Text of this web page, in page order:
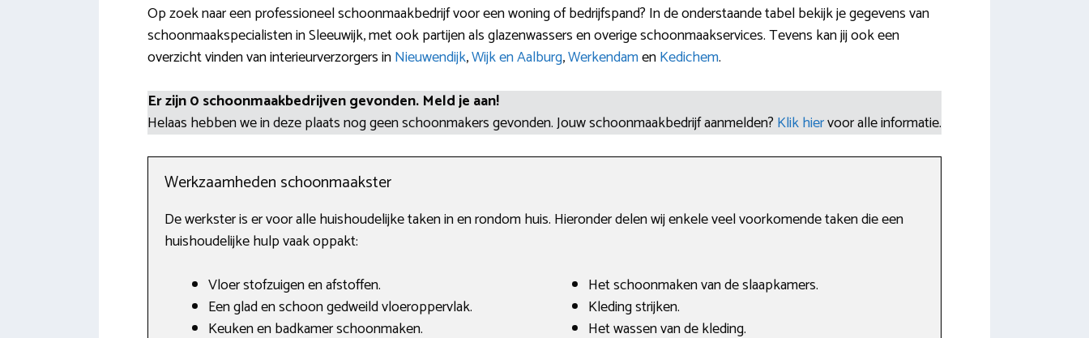
Op zoek naar een professioneel schoonmaakbedrijf voor een woning of bedrijfspand? In de onderstaande tabel bekijk je gegevens van
schoonmaakspecialisten in Sleeuwijk, met ook partijen als glazenwassers en overige schoonmaakservices. Tevens kan jij ook een
overzicht vinden van interieurverzorgers inNieuwendijk,Wijk en Aalburg,WerkendamenKedichem.
Er zijn 0 schoonmaakbedrijven gevonden. Meld je aan!
Helaas hebben we in deze plaats nog geen schoonmakers gevonden. Jouw schoonmaakbedrijf aanmelden? Klik hiervoor alle informatie.
Werkzaamheden schoonmaakster
De werkster is er voor alle huishoudelijke taken in en rondom huis. Hieronder delen wij enkele veel voorkomende taken die een
huishoudelijke hulp vaak oppakt:
Vloer stofzuigen en afstoffen.
Een glad en schoon gedweild vloeroppervlak.
Keuken en badkamer schoonmaken.
Het schoonmaken van de slaapkamers.
Kleding strijken.
Het wassen van de kleding.